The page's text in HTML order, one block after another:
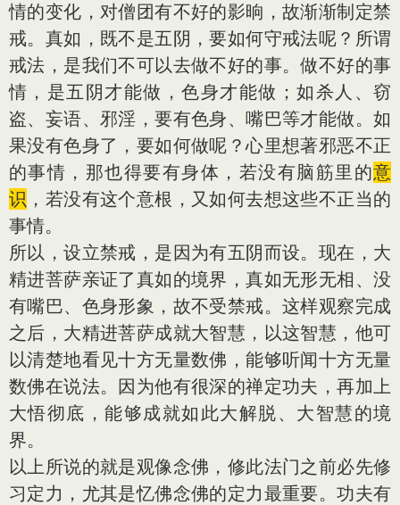
情的变化，对僧团有不好的影晌，故渐渐制定禁
戒。真如，既不是五阴，要如何守戒法呢？所谓
戒法，是我们不可以去做不好的事。做不好的事
情，是五阴才能做，色身才能做；如杀人、窃
盗、妄语、邪淫，要有色身、嘴巴等才能做。如
果没有色身了，要如何做呢？心里想著邪恶不正
的事情，那也得要有身体，若没有脑筋里的意
识 ，若没有这个意根 ，又如何去想这些不正当的
事情。
所以，设立禁戒，是因为有五阴而设。现在，大
精进菩萨亲证了真如的境界，真如无形无相、没
有嘴巴、色身形象，故不受禁戒。这样观察完成
之后，大精进菩萨成就大智慧，以这智慧，他可
以清楚地看见十方无量数佛，能够听闻十方无量
数佛在说法。因为他有很深的禅定功夫，再加上
大悟彻底，能够成就如此大解脱、大智慧的境
界。
以上所说的就是观像念佛，修此法门之前必先修
习定力，尤其是忆佛念佛的定力最重要。功夫有